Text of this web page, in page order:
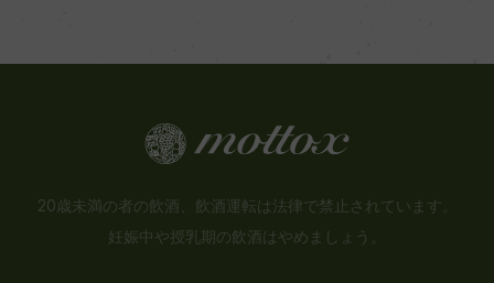
20歳未満の者の飲酒、飲酒運転は法律で禁止されています。
妊娠中や授乳期の飲酒はやめましょう。